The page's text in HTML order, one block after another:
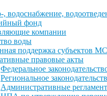
, водоснабжение,
фонд
компании
воды
поддержка субъектов
правовые акты
Федеральное
Региональное
Административные